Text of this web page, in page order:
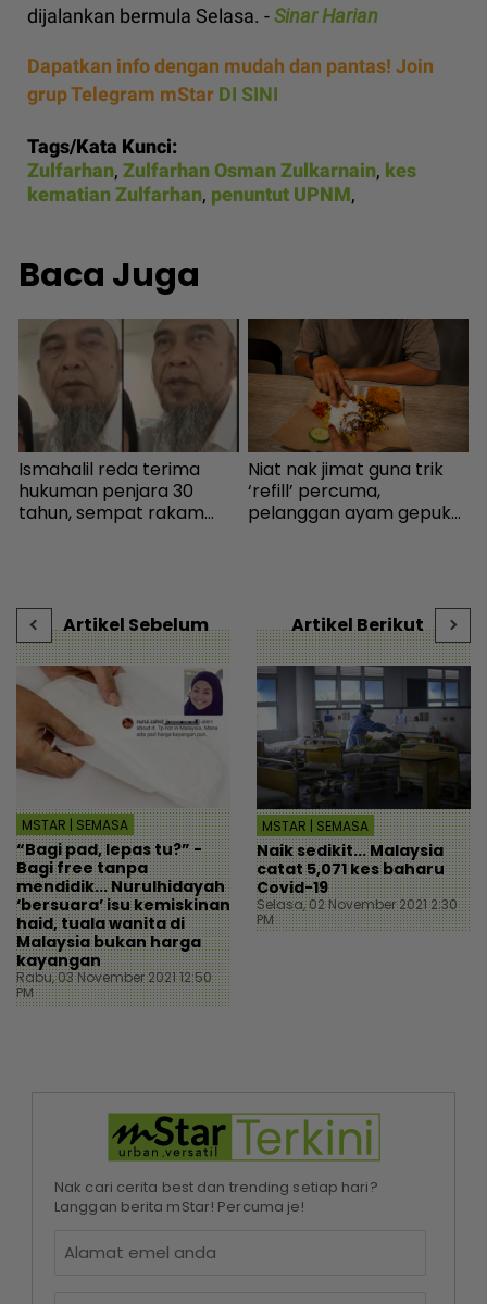
dijalankan bermula Selasa. -Sinar Harian
Dapatkan info dengan mudah dan pantas! Join
grup Telegram mStar DI SINI
Tags/Kata Kunci:
Zulfarhan, Zulfarhan Osman Zulkarnain, kes
kematian Zulfarhan, penuntut UPNM,
Baca Juga
Ismahalil reda terima
hukuman penjara 30
tahun, sempat rakam
Niat nak jimat guna trik
‘refill’ percuma,
pelanggan ayam gepuk
Artikel Sebelum
MSTAR | SEMASA
“Bagi pad, lepas tu?” -
Bagi free tanpa
mendidik... Nurulhidayah
‘bersuara’ isu kemiskinan
haid, tuala wanita di
Malaysia bukan harga
kayangan
Rabu, 03 November 2021 12:50
PM
Artikel Berikut
MSTAR | SEMASA
Naik sedikit... Malaysia
catat 5,071 kes baharu
Covid-19
Selasa, 02 November 2021 2:30
PM
Nak cari cerita best dan trending setiap hari?
Langgan berita mStar! Percuma je!